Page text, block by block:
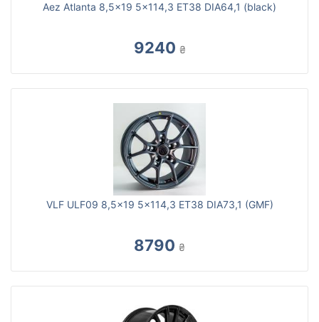
Aez Atlanta 8,5x19 5x114,3 ET38 DIA64,1 (black)
9240 ₴
VLF ULF09 8,5x19 5x114,3 ET38 DIA73,1 (GMF)
8790 ₴